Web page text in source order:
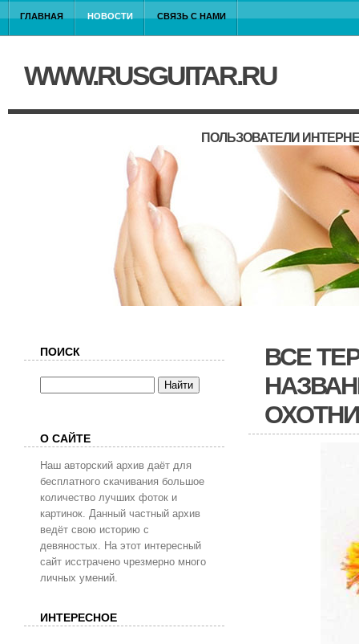
ГЛАВНАЯ НОВОСТИ СВЯЗЬ С НАМИ
WWW.RUSGUITAR.RU
ПОЛЬЗОВАТЕЛИ
ВСЕ
ПОИСК
О САЙТЕ
Наш авторский архив даёт для
бесплатного скачивания большое
количество лучших фоток и
картинок. Данный частный архив
ведёт свою историю с
девяностых. На этот интересный
сайт исстрачено чрезмерно много
личных умений.
ИНТЕРЕСНОЕ